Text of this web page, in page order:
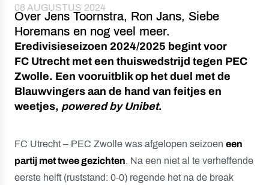
08 AUGUSTUS 2024
Over Jens Toornstra, Ron Jans, Siebe
Horemans en nog veel meer.
Eredivisieseizoen 2024/2025 begint voor
FC Utrecht met een thuiswedstrijd tegen PEC
Zwolle. Een vooruitblik op het duel met de
Blauwvingers aan de hand van feitjes en
weetjes, powered by Unibet.
FC Utrecht – PEC Zwolle was afgelopen seizoen een
partij met twee gezichten. Na een niet al te verheffende
eerste helft (ruststand: 0-0) regende het na de break